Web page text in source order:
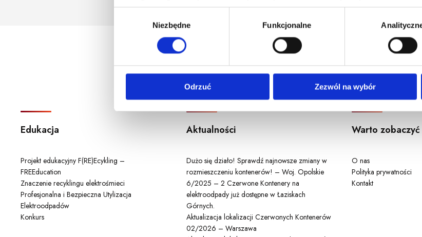
godzina korzystania z serwisu, dane demograficzne: kraj, miasto, język, płeć,
d
Niezbędne Funkcjonalne
Odrzuć Zezwól na wybór
Edukacja
Projekt edukacyjny F(RE)Ecykling –
FREEducation
Znaczenie recyklingu elektrośmieci
Profesjonalna i Bezpieczna Utylizacja
Elektroodpadów
Konkurs
Aktualności
Dużo się działo! Sprawdź najnowsze zmiany w
rozmieszczeniu kontenerów! – Woj. Opolskie
6/2025 – 2 Czerwone Kontenery na
elektroodpady już dostępne w Łaziskach
Górnych.
Aktualizacja lokalizacji Czerwonych Kontenerów
02/2026 – Warszawa
Warto zobaczyć
O nas
Polityka prywatności
Kontakt